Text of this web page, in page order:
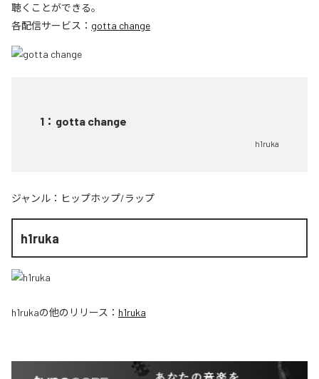
聴くことができる。
各配信サービス： gotta change
1 ： gotta change
h1ruka
ジャンル： ヒップホップ/ラップ
h1ruka
h1rukaの他のリリース： h1ruka